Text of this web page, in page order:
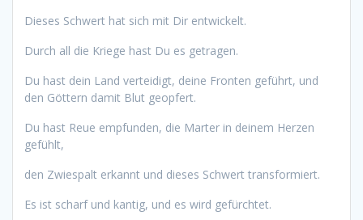
Dieses Schwert hat sich mit Dir entwickelt.
Durch all die Kriege hast Du es getragen.
Du hast dein Land verteidigt, deine Fronten geführt, und
den Göttern damit Blut geopfert.
Du hast Reue empfunden, die Marter in deinem Herzen
gefühlt,
den Zwiespalt erkannt und dieses Schwert transformiert.
Es ist scharf und kantig, und es wird gefürchtet.